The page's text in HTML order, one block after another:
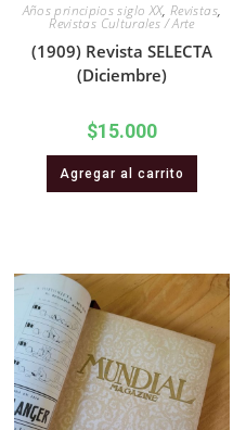
Años principios siglo XX,Revistas,
Revistas Culturales / Arte
(1909) Revista SELECTA
(Diciembre)
$15.000
Agregar al carrito